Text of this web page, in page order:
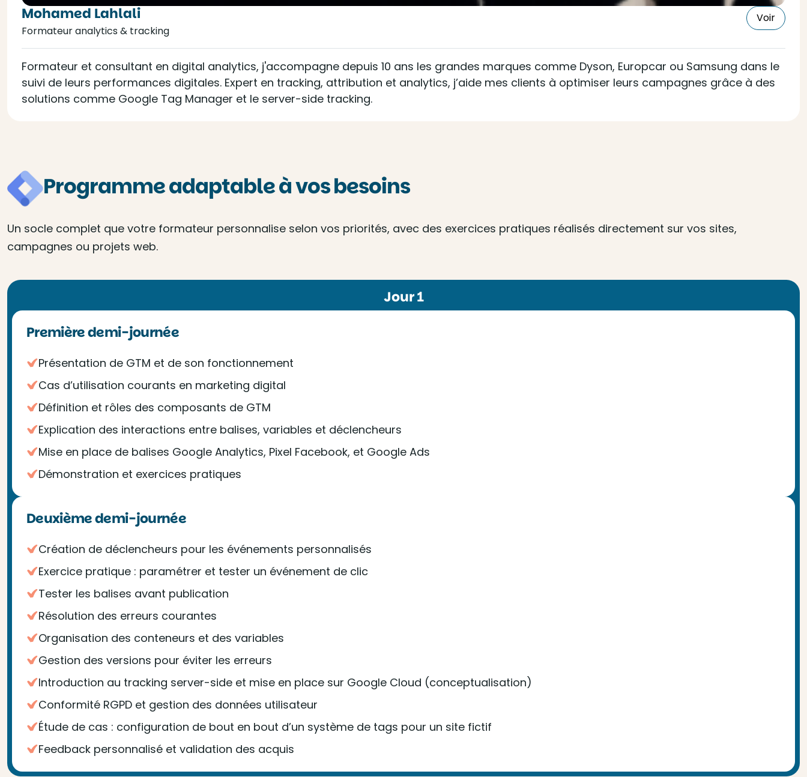
Mohamed Lahlali
Formateur analytics & tracking
Voir
Formateur et consultant en digital analytics, j'accompagne depuis 10 ans les grandes marques comme Dyson, Europcar ou Samsung dans le
suivi de leurs performances digitales. Expert en tracking, attribution et analytics, j’aide mes clients à optimiser leurs campagnes grâce à des
solutions comme Google Tag Manager et le server-side tracking.
Programme adaptable à vos besoins
Un socle complet que votre formateur personnalise selon vos priorités, avec des exercices pratiques réalisés directement sur vos sites,
campagnes ou projets web.
Jour 1
Première demi-journée
Présentation de GTM et de son fonctionnement
Cas d’utilisation courants en marketing digital
Définition et rôles des composants de GTM
Explication des interactions entre balises, variables et déclencheurs
Mise en place de balises Google Analytics, Pixel Facebook, et Google Ads
Démonstration et exercices pratiques
Deuxième demi-journée
Création de déclencheurs pour les événements personnalisés
Exercice pratique : paramétrer et tester un événement de clic
Tester les balises avant publication
Résolution des erreurs courantes
Organisation des conteneurs et des variables
Gestion des versions pour éviter les erreurs
Introduction au tracking server-side et mise en place sur Google Cloud (conceptualisation)
Conformité RGPD et gestion des données utilisateur
Étude de cas : configuration de bout en bout d’un système de tags pour un site fictif
Feedback personnalisé et validation des acquis